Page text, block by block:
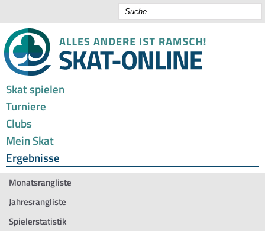
Skat spielen
Turniere
Clubs
Mein Skat
Ergebnisse
Monatsrangliste
Jahresrangliste
Spielerstatistik